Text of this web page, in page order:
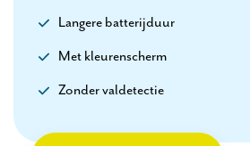
Langere batterijduur
Met kleurenscherm
Zonder valdetectie